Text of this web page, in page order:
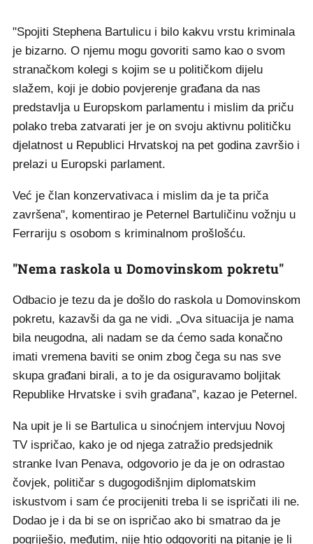
"Spojiti Stephena Bartulicu i bilo kakvu vrstu kriminala
je bizarno. O njemu mogu govoriti samo kao o svom
stranačkom kolegi s kojim se u političkom dijelu
slažem, koji je dobio povjerenje građana da nas
predstavlja u Europskom parlamentu i mislim da priču
polako treba zatvarati jer je on svoju aktivnu političku
djelatnost u Republici Hrvatskoj na pet godina završio i
prelazi u Europski parlament.
Već je član konzervativaca i mislim da je ta priča
završena", komentirao je Peternel Bartuličinu vožnju u
Ferrariju s osobom s kriminalnom prošlošću.
"Nema raskola u Domovinskom pokretu"
Odbacio je tezu da je došlo do raskola u Domovinskom
pokretu, kazavši da ga ne vidi. „Ova situacija je nama
bila neugodna, ali nadam se da ćemo sada konačno
imati vremena baviti se onim zbog čega su nas sve
skupa građani birali, a to je da osiguravamo boljitak
Republike Hrvatske i svih građana”, kazao je Peternel.
Na upit je li se Bartulica u sinoćnjem intervjuu Novoj
TV ispričao, kako je od njega zatražio predsjednik
stranke Ivan Penava, odgovorio je da je on odrastao
čovjek, političar s dugogodišnjim diplomatskim
iskustvom i sam će procijeniti treba li se ispričati ili ne.
Dodao je i da bi se on ispričao ako bi smatrao da je
pogriješio, međutim, nije htio odgovoriti na pitanje je li